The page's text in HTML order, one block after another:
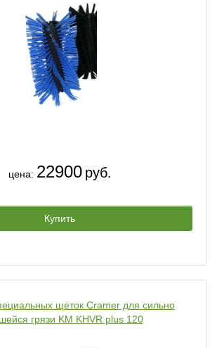
цена: 22900 руб.
Купить
щеток Cramer для сильно
грязи KM KHVR plus 120